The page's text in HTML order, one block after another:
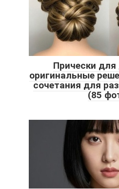
Прически
оригинальные
сочетания для
(85